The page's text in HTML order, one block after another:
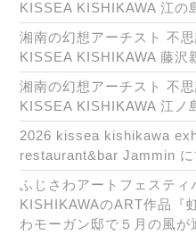
KISSEA KISHIKAWA 江
湘南の幻想アーチスト 不
KISSEA KISHIKAWA 藤沢
湘南の幻想アーチスト 不
KISSEA KISHIKAWA 江ノ
2026 kissea kishikawa
restaurant&bar Jammin に
ふじさわアートフェステ
KISHIKAWAのART作品『
わモーガン邸で５月の風